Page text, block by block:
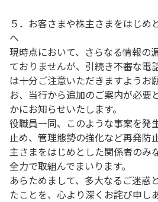
５．お客さまや株主さまをはじめ
へ
現時点において、さらなる情報の
ておりませんが、引続き不審な電
は十分ご注意いただきますようお
お、当行から追加のご案内が必要
かにお知らせいたします。
役職員一同、このような事案を発
止め、管理態勢の強化など再発防
主さまをはじめとした関係者のみ
全力で取組んでまいります。
あらためまして、多大なるご迷惑
たことを、心より深くお詫び申し